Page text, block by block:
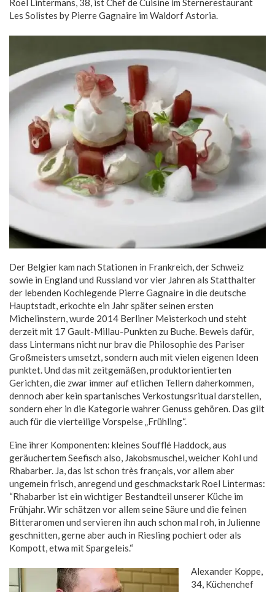
Roel Lintermans, 38, ist Chef de Cuisine im Sternerestaurant
Les Solistes by Pierre Gagnaire im Waldorf Astoria.
Der Belgier kam nach Stationen in Frankreich, der Schweiz
sowie in England und Russland vor vier Jahren als Statthalter
der lebenden Kochlegende Pierre Gagnaire in die deutsche
Hauptstadt, erkochte ein Jahr später seinen ersten
Michelinstern, wurde 2014 Berliner Meisterkoch und steht
derzeit mit 17 Gault-Millau-Punkten zu Buche. Beweis dafür,
dass Lintermans nicht nur brav die Philosophie des Pariser
Großmeisters umsetzt, sondern auch mit vielen eigenen Ideen
punktet. Und das mit zeitgemäßen, produktorientierten
Gerichten, die zwar immer auf etlichen Tellern daherkommen,
dennoch aber kein spartanisches Verkostungsritual darstellen,
sondern eher in die Kategorie wahrer Genuss gehören. Das gilt
auch für die vierteilige Vorspeise „Frühling“.
Eine ihrer Komponenten: kleines Soufflé Haddock, aus
geräuchertem Seefisch also, Jakobsmuschel, weicher Kohl und
Rhabarber. Ja, das ist schon très franҫais, vor allem aber
ungemein frisch, anregend und geschmackstark Roel Lintermas:
“Rhabarber ist ein wichtiger Bestandteil unserer Küche im
Frühjahr. Wir schätzen vor allem seine Säure und die feinen
Bitteraromen und servieren ihn auch schon mal roh, in Julienne
geschnitten, gerne aber auch in Riesling pochiert oder als
Kompott, etwa mit Spargeleis.“
Alexander Koppe,
34, Küchenchef